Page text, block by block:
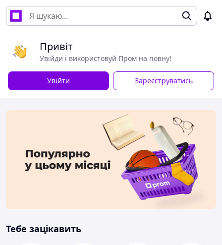
Привіт
Увійди і використовуй Пром на повну!
Увійти Зареєструватись
Тебе зацікавить